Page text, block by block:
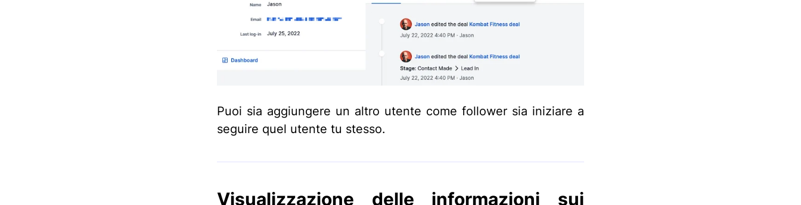
Puoi sia aggiungere un altro utente come follower sia iniziare a
seguire quel utente tu stesso.
Visualizzazione delle informazioni sui